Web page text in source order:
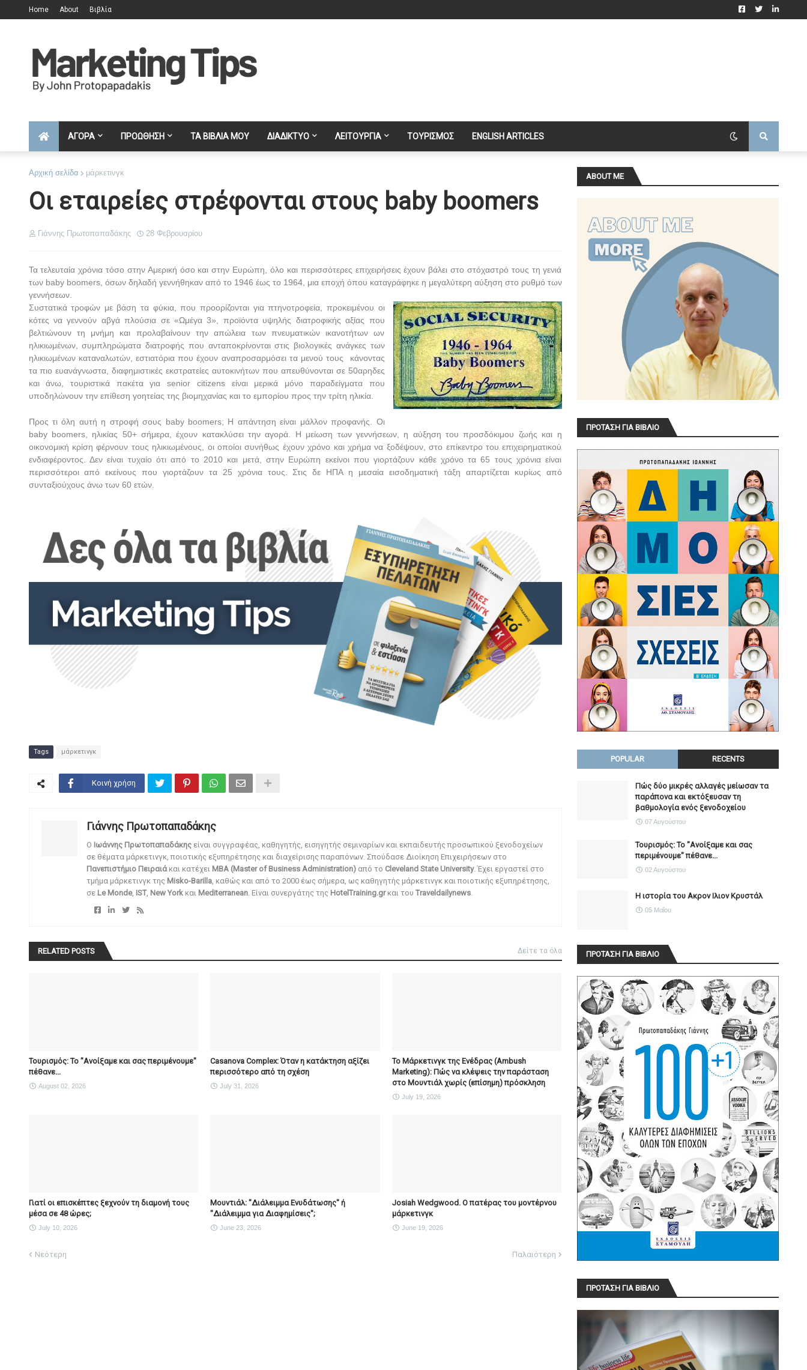
Home About Βιβλία
ΑΓΟΡΑ ΠΡΟΩΘΗΣΗ ΤΑ ΒΙΒΛΙΑ ΜΟΥ ΔΙΑΔΙΚΤΥΟ ΛΕΙΤΟΥΡΓΙΑ ΤΟΥΡΙΣΜΟΣ ENGLISH ARTICLES
Αρχική σελίδα μάρκετινγκ
Οι εταιρείες στρέφονται στους baby boomers
Γιάννης Πρωτοπαπαδάκης 28 Φεβρουαρίου
Τα τελευταία χρόνια τόσο στην Αμερική όσο και στην Ευρώπη, όλο και περισσότερες επιχειρήσεις έχουν βάλει στο στόχαστρό τους τη γενιά
των baby boomers, όσων δηλαδή γεννήθηκαν από το 1946 έως το 1964, μια εποχή όπου καταγράφηκε η μεγαλύτερη αύξηση στο ρυθμό των
γεννήσεων.
Συστατικά τροφών με βάση τα φύκια, που προορίζονται για πτηνοτροφεία, προκειμένου οι
κότες να γεννούν αβγά πλούσια σε «Ωμέγα 3», προϊόντα υψηλής διατροφικής αξίας που
βελτιώνουν τη μνήμη και προλαβαίνουν την απώλεια των πνευματικών ικανοτήτων ων
ηλικιωμένων, συμπληρώματα διατροφής που ανταποκρίνονται στις βιολογικές ανάγκες των
ηλικιωμένων καταναλωτών, εστιατόρια που έχουν αναπροσαρμόσει τα μενού τους κάνοντας
τα πιο ευανάγνωστα, διαφημιστικές εκστρατείες αυτοκινήτων που απευθύνονται σε 50αρηδες
και άνω, τουριστικά πακέτα γιαsenior citizensείναι μερικά μόνο παραδείγματα που
υποδηλώνουν την επίθεση γοητείας της βιομηχανίας και το εμπορίου προς την τρίτη ηλικία.
Προς τι όλη αυτή η στροφή σους baby boomers; Η απάντηση είναι μάλλον προφανής. Οι
baby boomers, ηλικίας 50+ σήμερα, έχουν κατακλύσει την αγορά. Η μείωση των γεννήσεων, η αύξηση του προσδόκιμου ζωής και η
οικονομική κρίση φέρνουν τους ηλικιωμένους, οι οποίοι συνήθως έχουν χρόνο και χρήμα να ξοδέψουν, στο επίκεντρο του επιχειρηματικού
ενδιαφέροντος. Δεν είναι τυχαίο ότι από το 2010 και μετά, στην Ευρώπη εκείνοι που γιορτάζουν κάθε χρόνο τα 65 τους χρόνια είναι
περισσότεροι από εκείνους που γιορτάζουν τα 25 χρόνια τους. Στις δε ΗΠΑ η μεσαία εισοδηματική τάξη απαρτίζεται κυρίως από
συνταξιούχους άνω των 60 ετών.
Tags μάρκετινγκ
Κοινή χρήση
Γιάννης Πρωτοπαπαδάκης
O Ιωάννης Πρωτοπαπαδάκης είναι συγγραφέας, καθηγητής, εισηγητής σεμιναρίων και εκπαιδευτής προσωπικού ξενοδοχείων
σε θέματα μάρκετινγκ, ποιοτικής εξυπηρέτησης και διαχείρισης παραπόνων. Σπούδασε Διοίκηση Επιχειρήσεων στο
Πανεπιστήμιο Πειραιάκαι κατέχει MBA (Master of Business Administration)από το Cleveland State University. Έχει εργαστεί στο
τμήμα μάρκετινγκ της Misko-Barilla, καθώς και από το 2000 έως σήμερα, ως καθηγητής μάρκετινγκ και ποιοτικής εξυπηρέτησης,
σε Le Monde, IST, New Yorkκαι Mediterranean. Είναι συνεργάτης της HotelTraining.grκαι του Traveldailynews.
RELATED POSTS Δείτε τα όλα
Τουρισμός: Το "Ανοίξαμε και σας περιμένουμε"
πέθανε...
August 02, 2026
Casanova Complex: Όταν η κατάκτηση αξίζει
περισσότερο από τη σχέση
July 31, 2026
To Μάρκετινγκ της Ενέδρας (Ambush
Marketing): Πώς να κλέψεις την παράσταση
στο Μουντιάλ χωρίς (επίσημη) πρόσκληση
July 19, 2026
Γιατί οι επισκέπτες ξεχνούν τη διαμονή τους
μέσα σε 48 ώρες;
July 10, 2026
Μουντιάλ: "Διάλειμμα Ενυδάτωσης" ή
"Διάλειμμα για Διαφημίσεις";
June 23, 2026
Josiah Wedgwood. Ο πατέρας του μοντέρνου
μάρκετινγκ
June 19, 2026
Νεότερη Παλαιότερη
ABOUT ME
ΠΡΟΤΑΣΗ ΓΙΑ ΒΙΒΛΙΟ
POPULAR RECENTS
Πώς δύο μικρές αλλαγές μείωσαν τα
παράπονα και εκτόξευσαν τη
βαθμολογία ενός ξενοδοχείου
07 Αυγούστου
Τουρισμός: Το "Ανοίξαμε και σας
περιμένουμε" πέθανε...
02 Αυγούστου
Η ιστορία του Ακρον Ιλιον Κρυστάλ
05 Μαΐου
ΠΡΟΤΑΣΗ ΓΙΑ ΒΙΒΛΙΟ
ΠΡΟΤΑΣΗ ΓΙΑ ΒΙΒΛΙΟ